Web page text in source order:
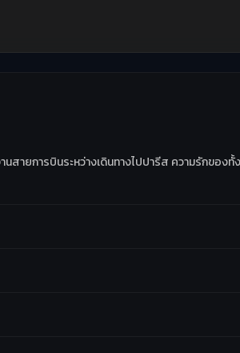
สายการบินระหว่างเดินทางไปปารีส ความรักของ